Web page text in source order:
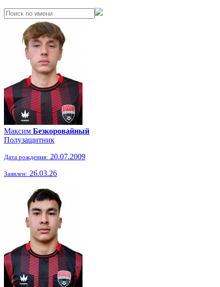
Максим Безкоровайный
Полузащитник
Дата рождения: 20.07.2009
Заявлен: 26.03.26